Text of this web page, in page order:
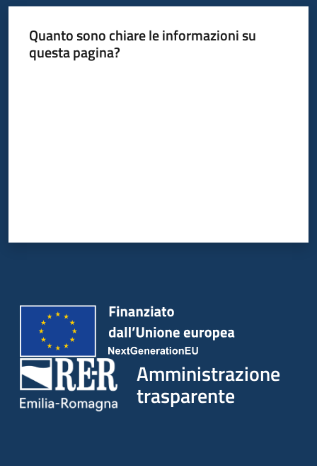
Quanto sono chiare le informazioni su
questa pagina?
Amministrazione
trasparente